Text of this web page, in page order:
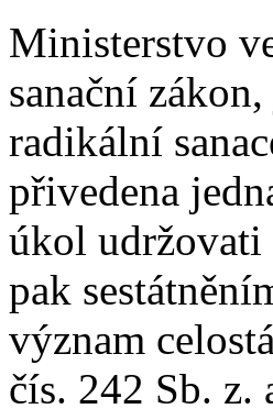
Ministerstvo
sanační
radikální
přivedena
úkol udržovati
pak
význam
čís. 242 Sb. z.